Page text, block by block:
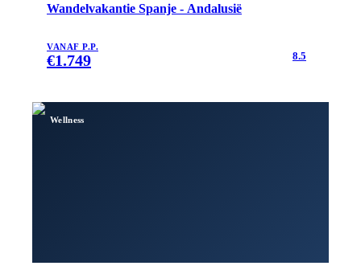
Wandelvakantie Spanje - Andalusië
VANAF P.P.
€1.749 8.5
Wellness